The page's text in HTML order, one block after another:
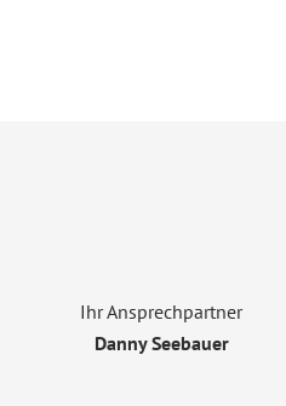
Ihr Ansprechpartner
Danny Seebauer